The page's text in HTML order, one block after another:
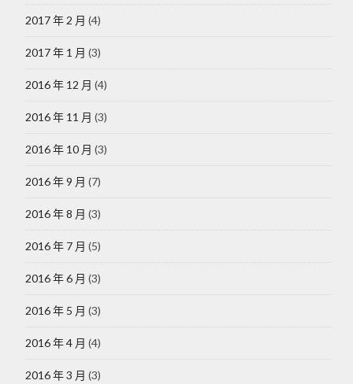
2017 年 2 月 (4)
2017 年 1 月 (3)
2016 年 12 月 (4)
2016 年 11 月 (3)
2016 年 10 月 (3)
2016 年 9 月 (7)
2016 年 8 月 (3)
2016 年 7 月 (5)
2016 年 6 月 (3)
2016 年 5 月 (3)
2016 年 4 月 (4)
2016 年 3 月 (3)